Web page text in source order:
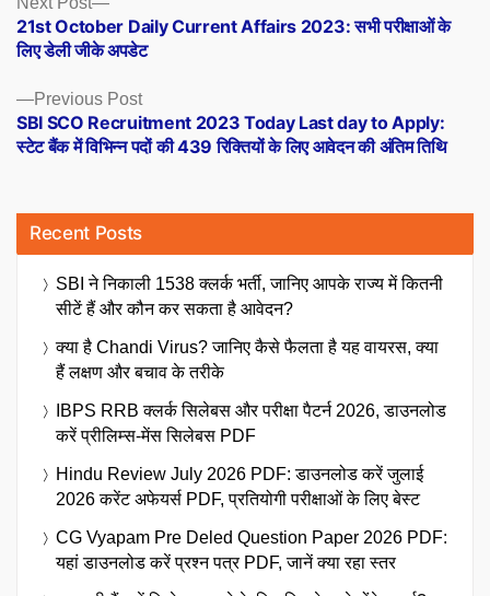
navigation
Previous PostPrevious
post:
SBI SCO Recruitment 2023 Today Last day to Apply:
स्टेट बैंक में विभिन्न पदों की 439 रिक्तियों के लिए आवेदन की अंतिम तिथि
post:
21st October Daily Current Affairs 2023: सभी परीक्षाओं के
लिए डेली जीके अपडेट
Recent Posts
SBI ने निकाली 1538 क्लर्क भर्ती, जानिए आपके राज्य में कितनी
सीटें हैं और कौन कर सकता है आवेदन?
क्या है Chandi Virus? जानिए कैसे फैलता है यह वायरस, क्या
हैं लक्षण और बचाव के तरीके
IBPS RRB क्लर्क सिलेबस और परीक्षा पैटर्न 2026, डाउनलोड
करें प्रीलिम्स-मेंस सिलेबस PDF
Hindu Review July 2026 PDF: डाउनलोड करें जुलाई
2026 करेंट अफेयर्स PDF, प्रतियोगी परीक्षाओं के लिए बेस्ट
CG Vyapam Pre Deled Question Paper 2026 PDF:
यहां डाउनलोड करें प्रश्न पत्र PDF, जानें क्या रहा स्तर